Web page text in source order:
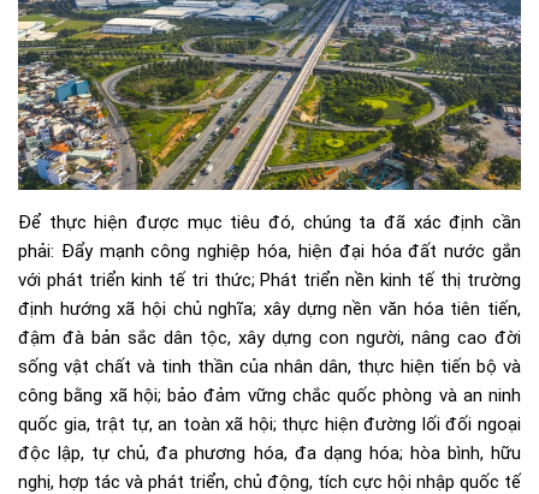
Để thực hiện được mục tiêu đó, chúng ta đã xác định cần
phải: Đẩy mạnh công nghiệp hóa, hiện đại hóa đất nước gắn
với phát triển kinh tế tri thức; Phát triển nền kinh tế thị trường
định hướng xã hội chủ nghĩa; xây dựng nền văn hóa tiên tiến,
đậm đà bản sắc dân tộc, xây dựng con người, nâng cao đời
sống vật chất và tinh thần của nhân dân, thực hiện tiến bộ và
công bằng xã hội; bảo đảm vững chắc quốc phòng và an ninh
quốc gia, trật tự, an toàn xã hội; thực hiện đường lối đối ngoại
độc lập, tự chủ, đa phương hóa, đa dạng hóa; hòa bình, hữu
nghị, hợp tác và phát triển, chủ động, tích cực hội nhập quốc tế